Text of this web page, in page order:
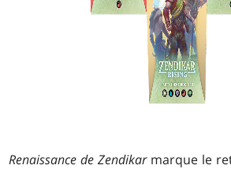
Renaissance de Zendikarmarque le